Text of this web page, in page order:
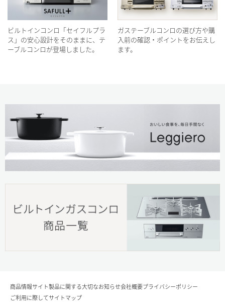
ビルトインコンロ「セイフルプラ
ス」の安心設計をそのままに、テ
ーブルコンロが登場しました。
ガステーブルコンロの選び方や購
入前の確認・ポイントをお伝えし
ます。
商品情報サイト製品に関する大切なお知らせ会社概要プライバシーポリシー
ご利用に際してサイトマップ